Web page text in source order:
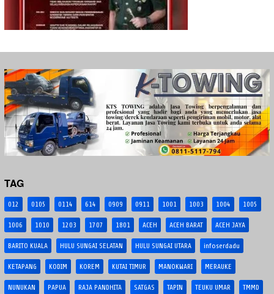
TAG
012 0105 0114 614 0909 0911 1001 1003 1004 1005
1006 1010 1203 1707 1801 ACEH ACEH BARAT ACEH JAYA
BARITO KUALA HULU SUNGAI SELATAN HULU SUNGAI UTARA infoserdadu
KETAPANG KODIM KOREM KUTAI TIMUR MANOKWARI MERAUKE
NUNUKAN PAPUA RAJA PANDHITA SATGAS TAPIN TEUKU UMAR TMMD